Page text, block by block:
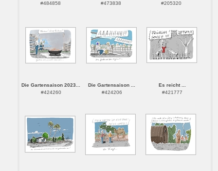
#484858
#473838
#205320
Die Gartensaison 2023...
#424260
Die Gartensaison ...
#424206
Es reicht ...
#421777